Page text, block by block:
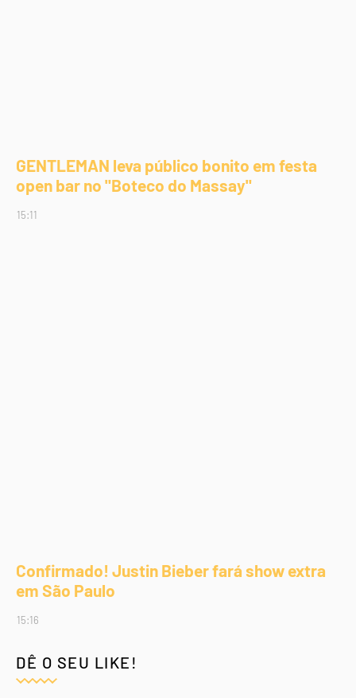
GENTLEMAN leva público bonito em festa
open bar no "Boteco do Massay"
15:11
Confirmado! Justin Bieber fará show extra
em São Paulo
15:16
DÊ O SEU LIKE!